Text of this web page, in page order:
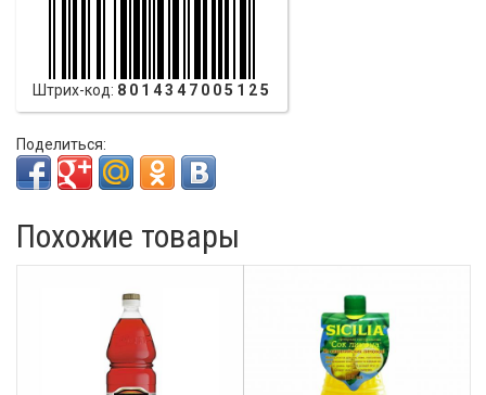
Штрих-код: 8014347005125
Поделиться:
Похожие товары